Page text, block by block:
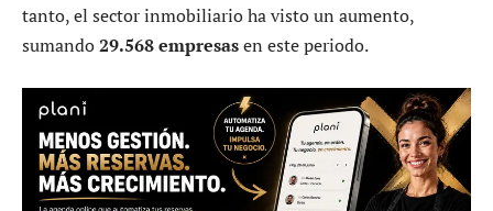
tanto, el sector inmobiliario ha visto un aumento,
sumando29.568 empresasen este periodo.